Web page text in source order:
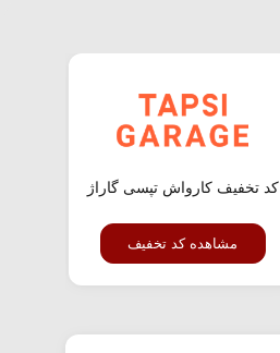
کد تخفیف کارواش تپسی گاراژ
مشاهده کد تخفیف